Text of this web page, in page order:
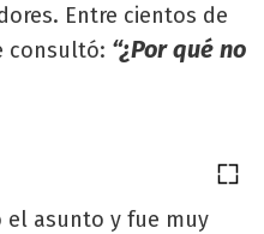
Entre cientos de
consultó: “¿Por qué no
el asunto y fue muy